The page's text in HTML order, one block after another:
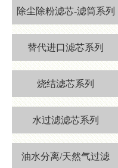
除尘除粉滤芯-滤筒系列
替代进口滤芯系列
烧结滤芯系列
水过滤滤芯系列
油水分离/天然气过滤